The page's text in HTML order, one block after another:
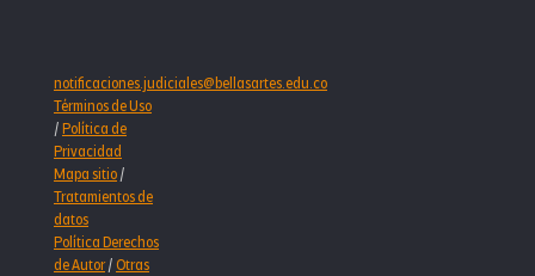
notificaciones.judiciales@bellasartes.edu.co
Términos de Uso
/Política de
Privacidad
Mapa sitio/
Tratamientos de
datos
Política Derechos
de Autor/Otras